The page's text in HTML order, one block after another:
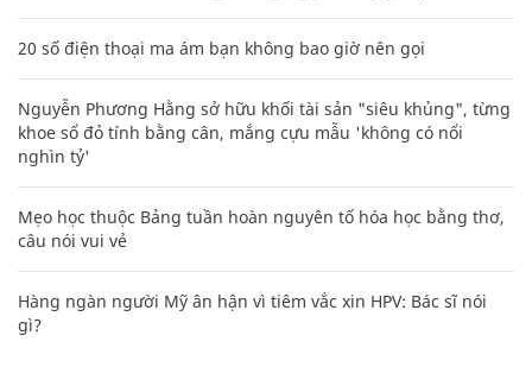
20 số điện thoại ma ám bạn không bao giờ nên gọi
Nguyễn Phương Hằng sở hữu khối tài sản "siêu khủng", từng
khoe sổ đỏ tính bằng cân, mắng cựu mẫu 'không có nổi
nghìn tỷ'
Mẹo học thuộc Bảng tuần hoàn nguyên tố hóa học bằng thơ,
câu nói vui vẻ
Hàng ngàn người Mỹ ân hận vì tiêm vắc xin HPV: Bác sĩ nói
gì?